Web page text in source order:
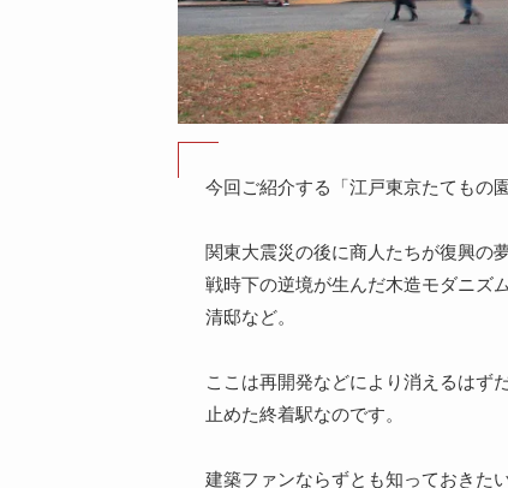
今回ご紹介する「江戸東京たてもの
関東大震災の後に商人たちが復興の
戦時下の逆境が生んだ木造モダニズ
清邸など。
ここは再開発などにより消えるはず
止めた終着駅なのです。
建築ファンならずとも知っておきた